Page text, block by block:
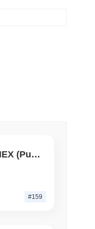
díasHEX (Pulsechain)
#159